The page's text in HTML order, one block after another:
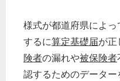
様式が都道府県によ
するに算定基礎届が正
険者の漏れや被保険者
認するためのデータ